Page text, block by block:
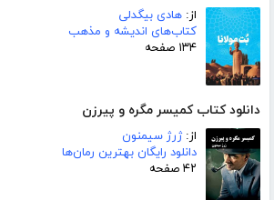
از: هادی بیگدلی
کتاب‌های اندیشه و مذهب
۱۳۴ صفحه
دانلود کتاب کمیسر مگره و پیرزن
از:ژرژ سیمنون
دانلود رایگان بهترین رمان‌ها
۴۲ صفحه